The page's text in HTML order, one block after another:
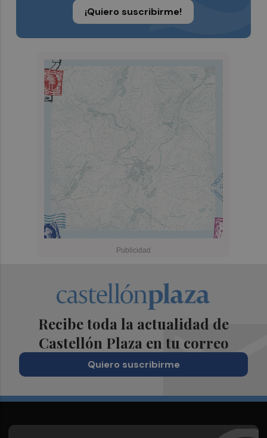
¡Quiero suscribirme!
Recibe toda la actualidad de
Castellón Plaza en tu correo
Quiero suscribirme